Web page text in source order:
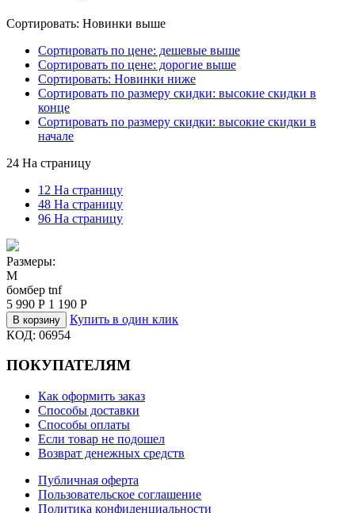
Сортировать: Новинки выше
Сортировать по цене: дешевые выше
Сортировать по цене: дорогие выше
Сортировать: Новинки ниже
Сортировать по размеру скидки: высокие скидки в
конце
Сортировать по размеру скидки: высокие скидки в
начале
24 На страницу
12 На страницу
48 На страницу
96 На страницу
Размеры:
M
бомбер tnf
5 990 Р 1 190 Р
В корзину
Купить в один клик
КОД: 06954
ПОКУПАТЕЛЯМ
Как оформить заказ
Способы доставки
Способы оплаты
Если товар не подошел
Возврат денежных средств
Публичная оферта
Пользовательское соглашение
Политика конфиденциальности